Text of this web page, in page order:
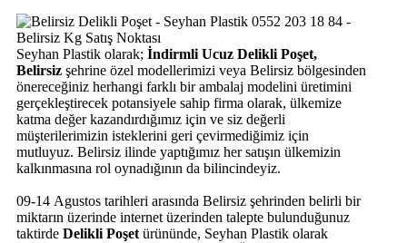
Seyhan Plastik olarak; İndirmli Ucuz Delikli Poşet,
Belirsiz şehrine özel modellerimizi veya Belirsiz bölgesinden
önereceğiniz herhangi farklı bir ambalaj modelini üretimini
gerçekleştirecek potansiyele sahip firma olarak, ülkemize
katma değer kazandırdığımız için ve siz değerli
müşterilerimizin isteklerini geri çevirmediğimiz için
mutluyuz. Belirsiz ilinde yaptığımız her satışın ülkemizin
kalkınmasına rol oynadığının da bilincindeyiz.
09-14 Agustos tarihleri arasında Belirsiz şehrinden belirli bir
miktarın üzerinde internet üzerinden talepte bulunduğunuz
taktirde Delikli Poşet ürününde, Seyhan Plastik olarak